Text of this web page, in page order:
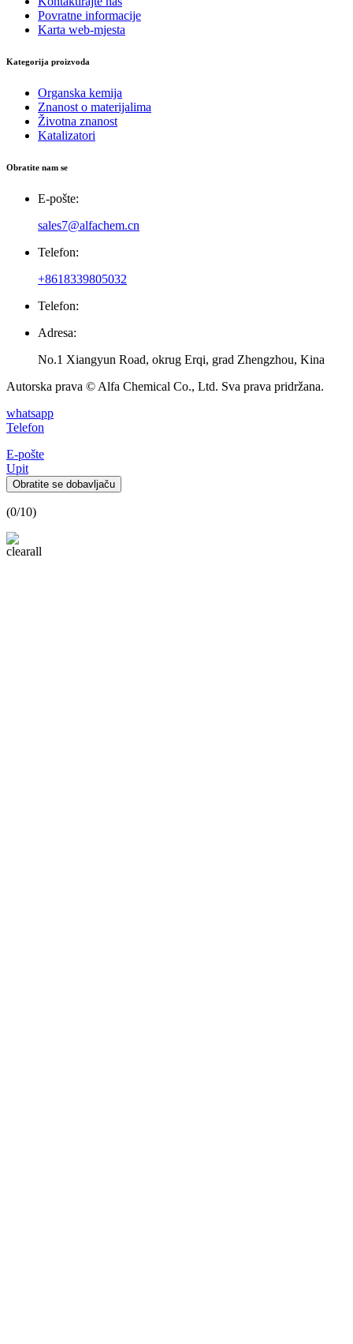
Povratne informacije
Karta web-mjesta
Kategorija proizvoda
Organska kemija
Znanost o materijalima
Životna znanost
Katalizatori
Obratite nam se
E-pošte:
sales7@alfachem.cn
Telefon:
+8618339805032
Telefon:
Adresa:
No.1 Xiangyun Road, okrug Erqi, grad Zhengzhou, Kina
Autorska prava © Alfa Chemical Co., Ltd. Sva prava pridržana.
whatsapp
Telefon
E-pošte
Upit
Obratite se dobavljaču
(0/10)